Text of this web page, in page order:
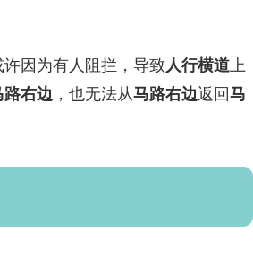
因为有人阻拦，导致人行横道上
路右边 ，也无法从马路右边返回马